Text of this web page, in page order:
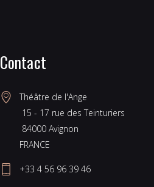
Contact
Théâtre de l'Ange
15 - 17 rue des Teinturiers
84000 Avignon
FRANCE
+33 4 56 96 39 46